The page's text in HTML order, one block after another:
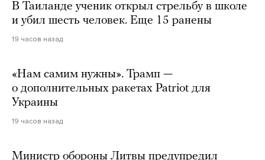
В Таиланде ученик открыл стрельбу в школе
и убил шесть человек. Еще 15 ранены
19 часов назад
«Нам самим нужны». Трамп —
о дополнительных ракетах Patriot для
Украины
19 часов назад
Министр обороны Литвы предупредил